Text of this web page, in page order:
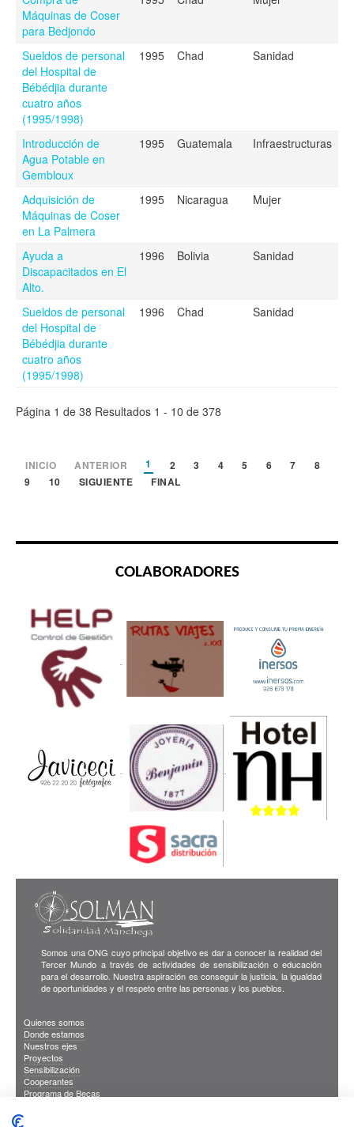
Máquinas de Coser
para Bedjondo
Sueldos de personal
del Hospital de
Bébédjia durante
cuatro años
(1995/1998)
1995 Chad Sanidad
Introducción de
Agua Potable en
Gembloux
1995 Guatemala Infraestructuras
Adquisición de
Máquinas de Coser
en La Palmera
1995 Nicaragua Mujer
Ayuda a
Discapacitados en El
Alto.
1996 Bolivia Sanidad
Sueldos de personal
del Hospital de
Bébédjia durante
cuatro años
(1995/1998)
1996 Chad Sanidad
Página 1 de 38 Resultados 1 - 10 de 378
INICIO ANTERIOR 1 2 3 4 5 6 7
8
9
10 SIGUIENTE FINAL
COLABORADORES
Somos una ONG cuyo principal objetivo es dar a conocer la realidad del
Tercer Mundo a través de actividades de sensibilización o educación
para el desarrollo. Nuestra aspiración es conseguir la justicia, la igualdad
de oportunidades y el respeto entre las personas y los pueblos.
Quienes somos
Donde estamos
Nuestros ejes
Proyectos
Sensibilización
Cooperantes
Programa de Becas